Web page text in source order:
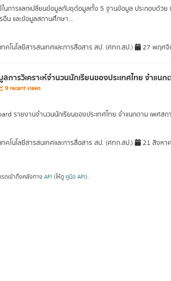
ในการแลกเปลี่ยนข้อมูลกับชุด้อมูลทั้ง 5 ฐานข้อมูล ประกอบด้
อื่น และข้อมูลสถานศึกษา...
คโนโลยีสารสนเทศและการสื่อสาร สป. (ศทก.สป.) 27 พฤศจิ
การวิเคราะห์จำนวนนักเรียนของประเทศไทย จำแ
9 recent views
รายงานจำนวนนักเรียนของประเทศไทย จำแนกตาม เพศ
คโนโลยีสารสนเทศและการสื่อสาร สป. (ศทก.สป.) 21 สิงหา
ถเข้าถึงคลังทาง API (ให้ดู คู่มือ API).